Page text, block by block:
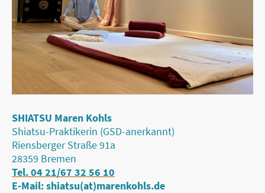
SHIATSU Maren Kohls
Shiatsu-Praktikerin (GSD-anerkannt)
Riensberger Straße 91a
28359 Bremen
Tel. 04 21/67 32 56 10
E-Mail: shiatsu(at)marenkohls.de